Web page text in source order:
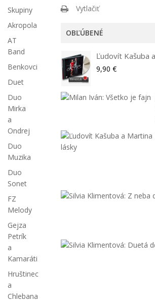
Skupiny
Akropola
AT
Band
Benkovci
Duet
Duo
Mirka
a
Ondrej
Duo
Muzika
Duo
Sonet
FZ
Melody
Gejza
Petrík
a
Kamaráti
Hruštinec
a
Chlebana
Vytlačiť
OBĽÚBENÉ
Ľudovít Kašuba
9,90 €